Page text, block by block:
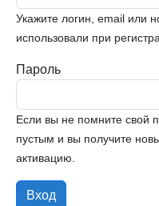
Укажите логин, email или
использовали при
Пароль
Если вы не помните свой
пустым и вы получите
активацию.
Вход